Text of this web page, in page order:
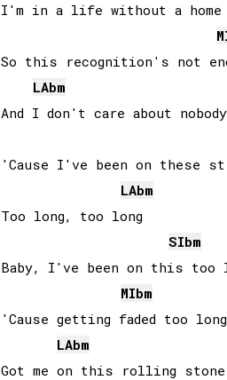
I'm in a life without a home
So this recognition's not
LAbm
And I don't care about
'Cause I've been on these
LAbm
Too long, too long
SIbm
Baby, I've been on this too
MIbm
'Cause getting faded too long
LAbm
Got me on this rolling stone